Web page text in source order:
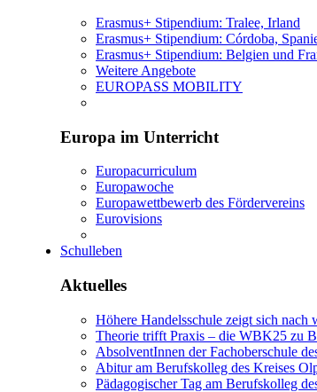
Erasmus+ Stipendium: Tralee, Irland
Erasmus+ Stipendium: Córdoba,
Erasmus+ Stipendium: Belgien und
Weitere Angebote
EUROPASS MOBILITY
Europa im Unterricht
Europacurriculum
Europawoche
Europawettbewerb des Fördervereins
Eurovisions
Schulleben
Aktuelles
Höhere Handelsschule zeigt sich nach
Theorie trifft Praxis – die WBK25 zu
AbsolventInnen der Fachoberschule
Abitur am Berufskolleg des Kreises
Pädagogischer Tag am Berufskolleg